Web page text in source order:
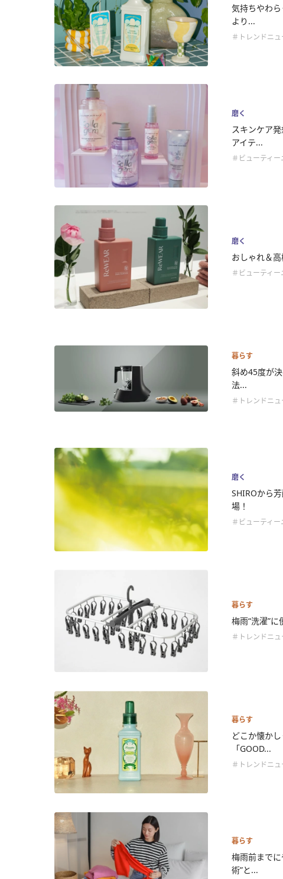
気持ちやわ
より...
＃トレンドニュ
磨く
スキンケア
アイテ...
＃ビューティー
磨く
おしゃれ＆
＃ビューティー
暮らす
斜め45度が
法...
＃トレンドニュ
磨く
SHIROから
場！
＃ビューティー
暮らす
梅雨“洗濯”
＃トレンドニュ
暮らす
どこか懐か
「GOOD...
＃トレンドニュ
暮らす
梅雨前まで
術”と...